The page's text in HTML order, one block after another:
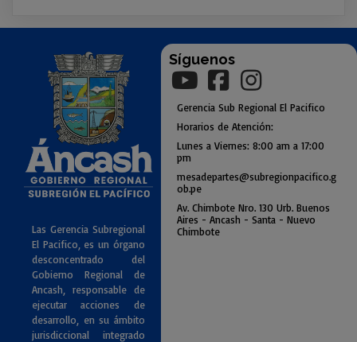
Las Gerencia Subregional
El Pacifico, es un órgano
desconcentrado del
Gobierno Regional de
Ancash, responsable de
ejecutar acciones de
desarrollo, en su ámbito
jurisdiccional integrado
Síguenos
Gerencia Sub Regional El Pacifico
Horarios de Atención:
Lunes a Viernes: 8:00 am a 17:00
pm
mesadepartes@subregionpacifico.g
ob.pe
Av. Chimbote Nro. 130 Urb. Buenos
Aires - Ancash - Santa - Nuevo
Chimbote